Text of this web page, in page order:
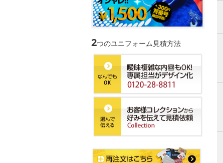
2つのユニフォーム見積方法